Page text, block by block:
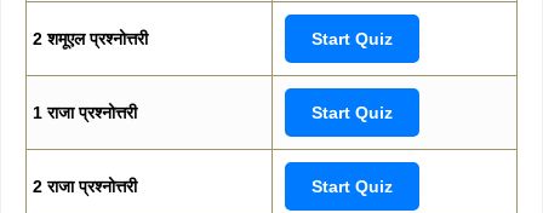
2 शमूएल प्रश्नोत्तरी Start Quiz
1 राजा प्रश्नोत्तरी Start Quiz
2 राजा प्रश्नोत्तरी Start Quiz